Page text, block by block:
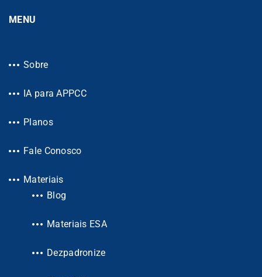
MENU
Sobre
IA para APPCC
Planos
Fale Conosco
Materiais
Blog
Materiais ESA
Dezpadronize